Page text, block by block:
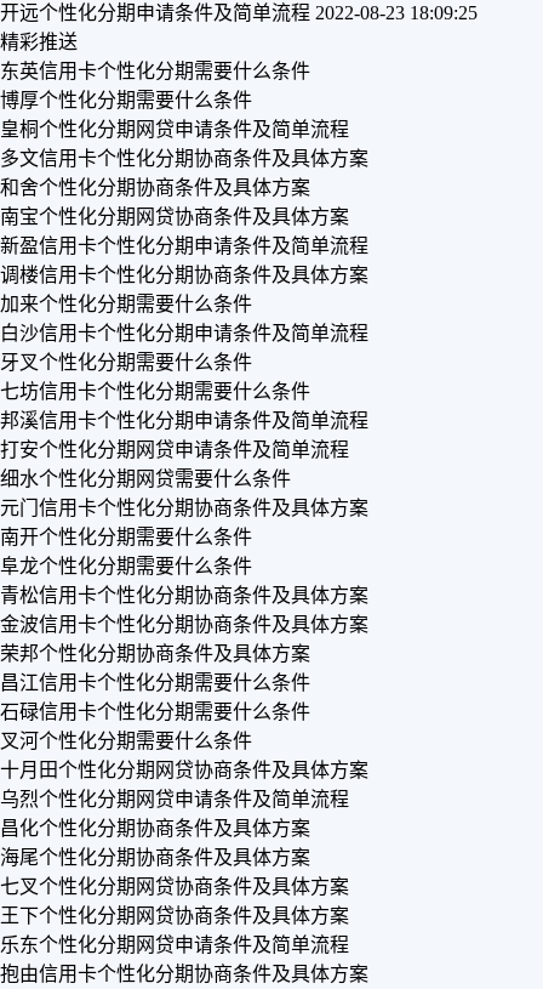
开远个性化分期申请条件及简单流程 2022-08-23 18:09:25
精彩推送
东英信用卡个性化分期需要什么条件
博厚个性化分期需要什么条件
皇桐个性化分期网贷申请条件及简单流程
多文信用卡个性化分期协商条件及具体方案
和舍个性化分期协商条件及具体方案
南宝个性化分期网贷协商条件及具体方案
新盈信用卡个性化分期申请条件及简单流程
调楼信用卡个性化分期协商条件及具体方案
加来个性化分期需要什么条件
白沙信用卡个性化分期申请条件及简单流程
牙叉个性化分期需要什么条件
七坊信用卡个性化分期需要什么条件
邦溪信用卡个性化分期申请条件及简单流程
打安个性化分期网贷申请条件及简单流程
细水个性化分期网贷需要什么条件
元门信用卡个性化分期协商条件及具体方案
南开个性化分期需要什么条件
阜龙个性化分期需要什么条件
青松信用卡个性化分期协商条件及具体方案
金波信用卡个性化分期协商条件及具体方案
荣邦个性化分期协商条件及具体方案
昌江信用卡个性化分期需要什么条件
石碌信用卡个性化分期需要什么条件
叉河个性化分期需要什么条件
十月田个性化分期网贷协商条件及具体方案
乌烈个性化分期网贷申请条件及简单流程
昌化个性化分期协商条件及具体方案
海尾个性化分期协商条件及具体方案
七叉个性化分期网贷协商条件及具体方案
王下个性化分期网贷协商条件及具体方案
乐东个性化分期网贷申请条件及简单流程
抱由信用卡个性化分期协商条件及具体方案